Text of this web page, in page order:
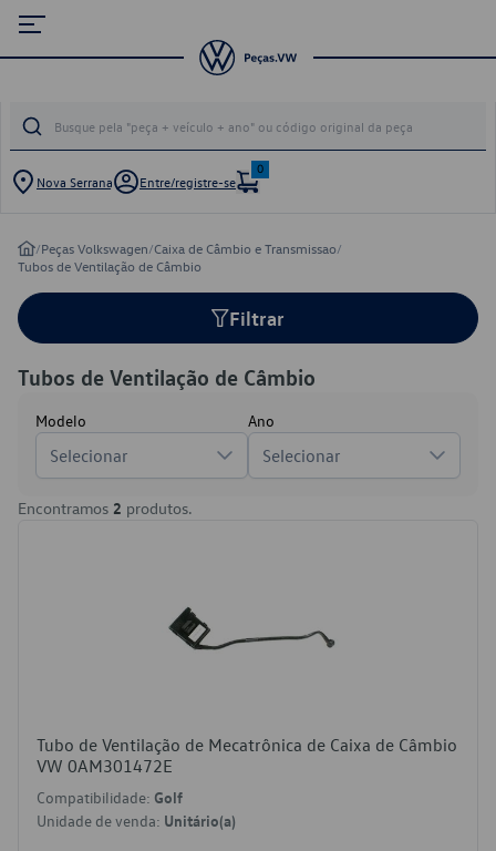
Nova Serrana Entre/registre-se
0
/Peças Volkswagen/Caixa de Câmbio e Transmissao/
Tubos de Ventilação de Câmbio
Filtrar
Tubos de Ventilação de Câmbio
Modelo
Selecionar
Ano
Selecionar
Encontramos 2 produtos.
Tubo de Ventilação de Mecatrônica de Caixa de Câmbio
VW 0AM301472E
Compatibilidade: Golf
Unidade de venda: Unitário(a)